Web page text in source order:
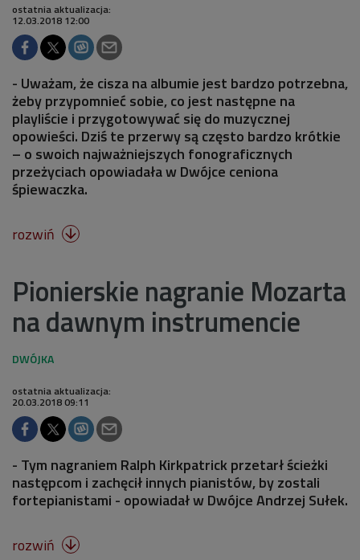
ostatnia aktualizacja:
12.03.2018 12:00
- Uważam, że cisza na albumie jest bardzo potrzebna,
żeby przypomnieć sobie, co jest następne na
playliście i przygotowywać się do muzycznej
opowieści. Dziś te przerwy są często bardzo krótkie
– o swoich najważniejszych fonograficznych
przeżyciach opowiadała w Dwójce ceniona
śpiewaczka.
rozwiń 
Pionierskie nagranie Mozarta
na dawnym instrumencie
ostatnia aktualizacja:
20.03.2018 09:11
- Tym nagraniem Ralph Kirkpatrick przetarł ścieżki
następcom i zachęcił innych pianistów, by zostali
fortepianistami - opowiadał w Dwójce Andrzej Sułek.
rozwiń 